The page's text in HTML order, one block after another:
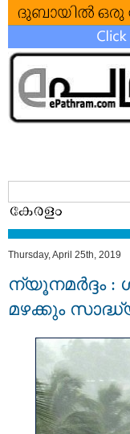
Thursday, April 25th, 2019
ന്യൂനമര്‍ദ്ദം :
മഴക്കും